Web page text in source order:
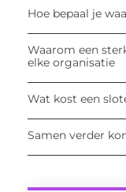
Hoe bepaal je
Waarom een
elke organisatie
Wat kost een
Samen verder